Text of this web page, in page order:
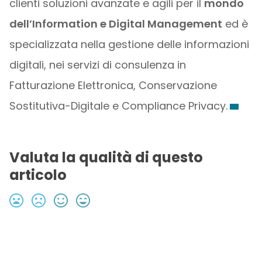
clienti soluzioni avanzate e agili per il mondo
dell’Information e Digital Management ed è
specializzata nella gestione delle informazioni
digitali, nei servizi di consulenza in
Fatturazione Elettronica, Conservazione
Sostitutiva-Digitale e Compliance Privacy.
Valuta la qualità di questo
articolo